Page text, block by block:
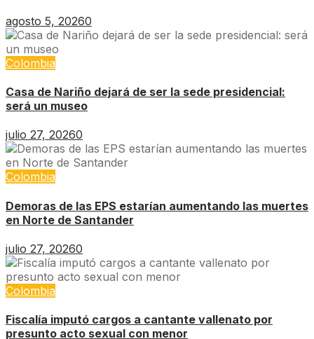
agosto 5, 20260
Colombia
Casa de Nariño dejará de ser la sede presidencial:
será un museo
julio 27, 20260
Colombia
Demoras de las EPS estarían aumentando las muertes
en Norte de Santander
julio 27, 20260
Colombia
Fiscalía imputó cargos a cantante vallenato por
presunto acto sexual con menor